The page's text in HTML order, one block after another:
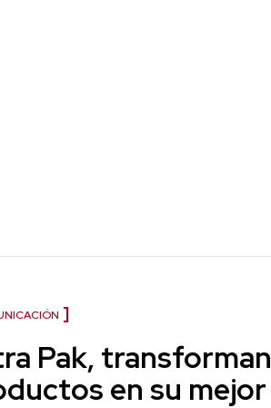
Pak,
en su mejor